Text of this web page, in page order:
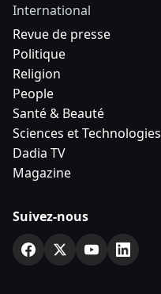
International
Revue de presse
Politique
Religion
People
Santé & Beauté
Sciences et Technologies
Dadia TV
Magazine
Suivez-nous